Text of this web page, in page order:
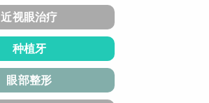
近视眼治疗
种植牙
眼部整形